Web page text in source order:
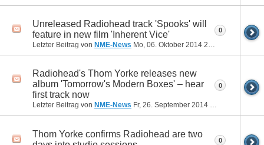
Unreleased Radiohead track 'Spooks' will
feature in new film 'Inherent Vice'
Letzter Beitrag von NME-News Mo, 06. Oktober 2014 23:45
0
Radiohead's Thom Yorke releases new
album 'Tomorrow's Modern Boxes' – hear
first track now
Letzter Beitrag von NME-News Fr, 26. September 2014 21:56
0
Thom Yorke confirms Radiohead are two
0